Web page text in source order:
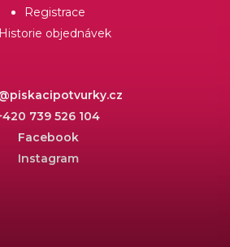
Registrace
Historie objednávek
piskacipotvurky.cz
739 526 104
Facebook
Instagram